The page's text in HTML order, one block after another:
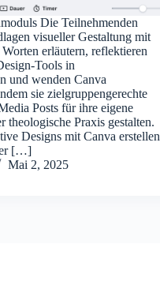
Die Teilnehmenden
visueller Gestaltung mit
erläutern, reflektieren
Tools in
und wenden Canva
sie zielgruppengerechte
Posts für ihre eigene
theologische Praxis gestalten.
Designs mit Canva erstellen
[…]
Mai 2, 2025